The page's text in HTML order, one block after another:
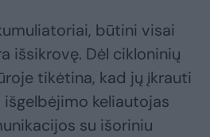
būtini visai
išsikrovę. Dėl cikloninių
tikėtina, kad jų įkrauti
keliautojas
su išoriniu